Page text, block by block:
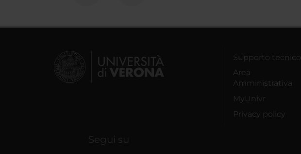
Supporto tecnico
Area
Amministrativa
MyUnivr
Privacy policy
Segui su